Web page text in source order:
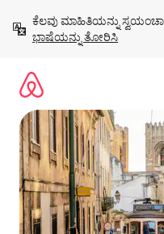
ಹೋಗಿ
ಕೆಲವು ಮಾಹಿತಿಯನ್ನು
ಭಾಷೆಯನ್ನು ತೋರಿಸಿ